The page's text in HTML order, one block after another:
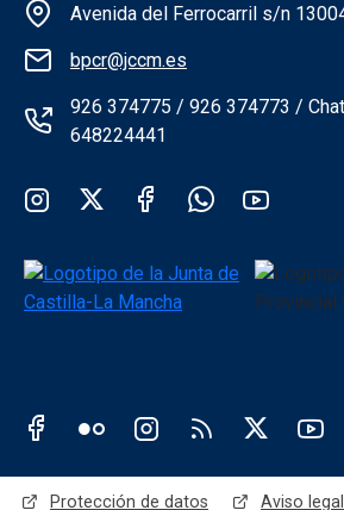
Información de la
Avenida del Ferrocarril s/n
bpcr@jccm.es
926 374775 / 926 374773 /
648224441
Redes sociales institución
Redes sociales JCCM
Menú legal
Protección de datos Aviso legal